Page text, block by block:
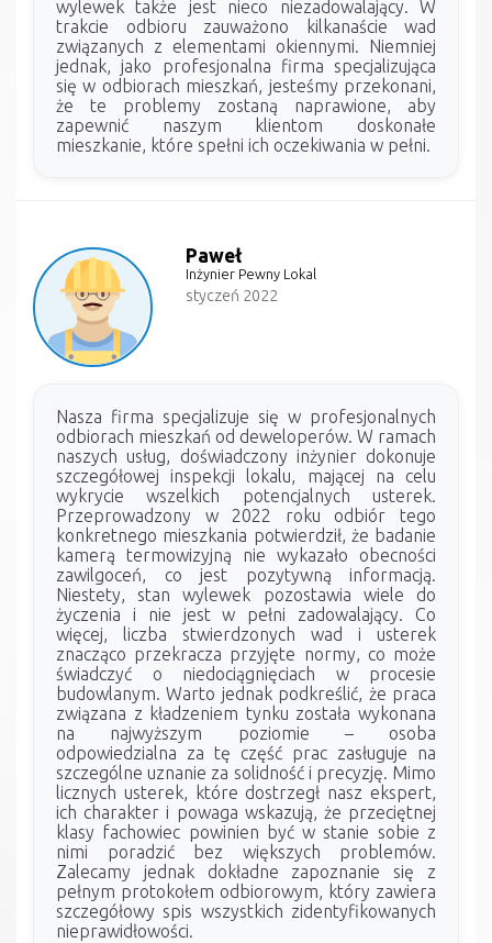
wylewek także jest nieco niezadowalający. W
trakcie odbioru zauważono kilkanaście wad
związanych z elementami okiennymi. Niemniej
jednak, jako profesjonalna firma specjalizująca
się w odbiorach mieszkań, jesteśmy przekonani,
że te problemy zostaną naprawione, aby
zapewnić naszym klientom doskonałe
mieszkanie, które spełni ich oczekiwania w pełni.
Paweł
Inżynier Pewny Lokal
styczeń 2022
Nasza firma specjalizuje się w profesjonalnych
odbiorach mieszkań od deweloperów. W ramach
naszych usług, doświadczony inżynier dokonuje
szczegółowej inspekcji lokalu, mającej na celu
wykrycie wszelkich potencjalnych usterek.
Przeprowadzony w 2022 roku odbiór tego
konkretnego mieszkania potwierdził, że badanie
kamerą termowizyjną nie wykazało obecności
zawilgoceń, co jest pozytywną informacją.
Niestety, stan wylewek pozostawia wiele do
życzenia i nie jest w pełni zadowalający. Co
więcej, liczba stwierdzonych wad i usterek
znacząco przekracza przyjęte normy, co może
świadczyć o niedociągnięciach w procesie
budowlanym. Warto jednak podkreślić, że praca
związana z kładzeniem tynku została wykonana
na najwyższym poziomie – osoba
odpowiedzialna za tę część prac zasługuje na
szczególne uznanie za solidność i precyzję. Mimo
licznych usterek, które dostrzegł nasz ekspert,
ich charakter i powaga wskazują, że przeciętnej
klasy fachowiec powinien być w stanie sobie z
nimi poradzić bez większych problemów.
Zalecamy jednak dokładne zapoznanie się z
pełnym protokołem odbiorowym, który zawiera
szczegółowy spis wszystkich zidentyfikowanych
nieprawidłowości.